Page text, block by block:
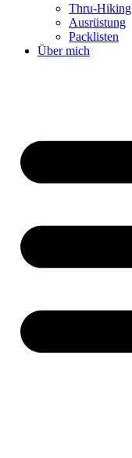
Thru-Hiking
Ausrüstung
Packlisten
Über mich